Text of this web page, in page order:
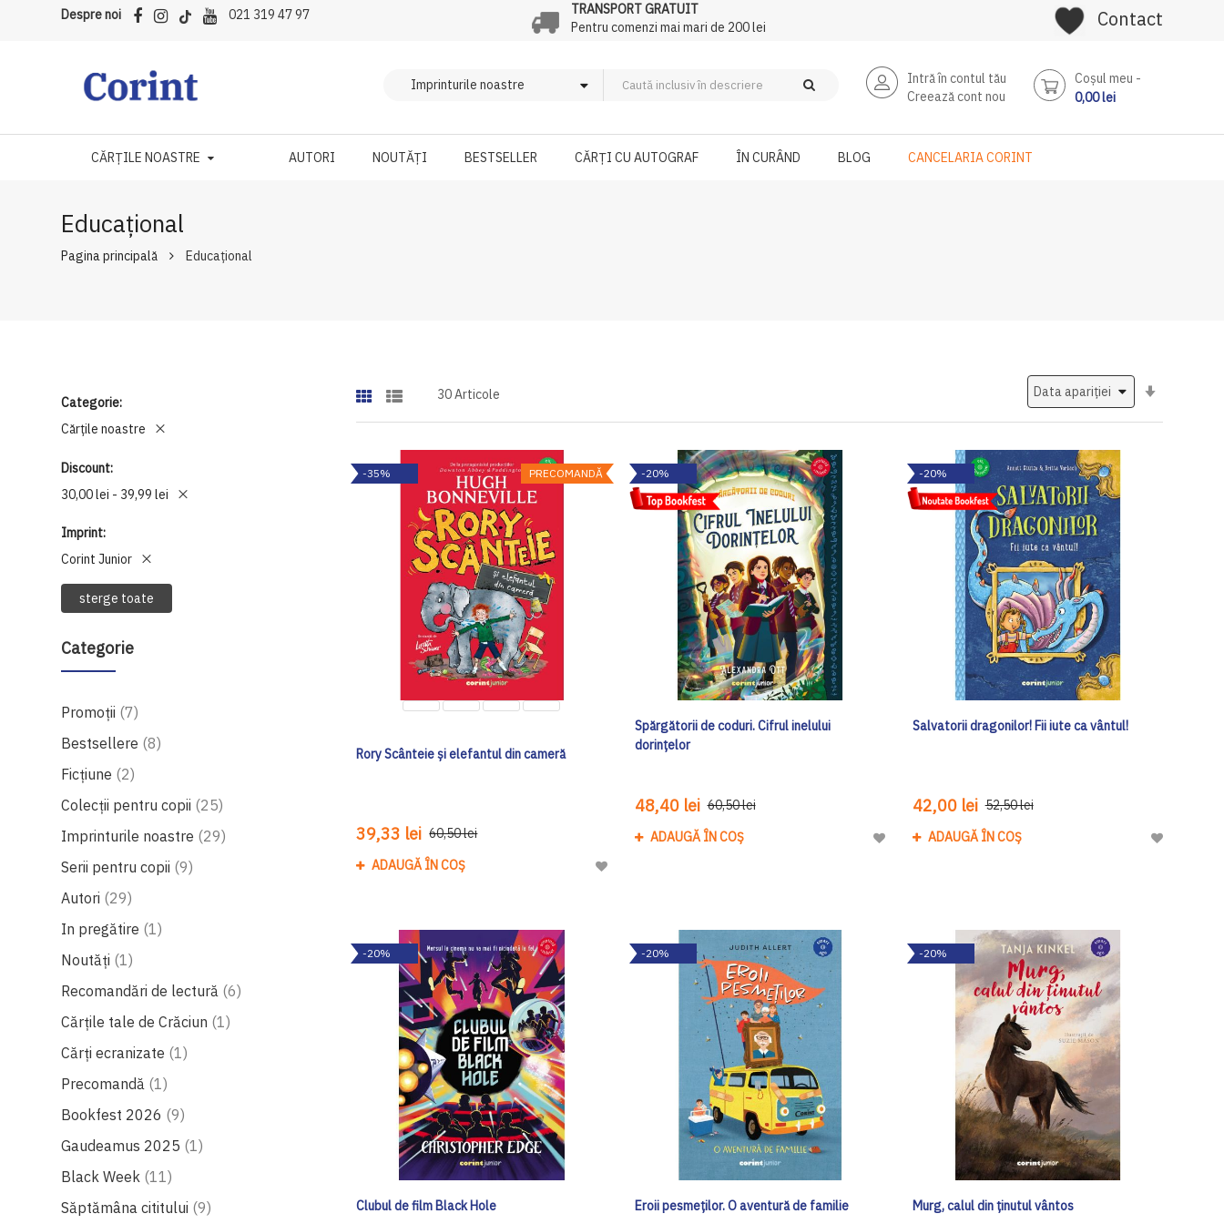
Despre noi 021 319 47 97
TRANSPORT GRATUIT
Pentru comenzi mai mari de 200 lei
Contact
Intră în contul tău
Creează cont nou
Coşul meu
0,00 lei
CĂRȚILE NOASTRE AUTORI NOUTĂȚI BESTSELLER CĂRȚI CU AUTOGRAF ÎN CURÂND BLOG CANCELARIA CORINT
Educațional
Pagina principală Educațional
Categorie
Cărţile noastre
Discount
30,00 lei - 39,99 lei
Imprint
Corint Junior
sterge toate
Categorie
Promoții 7produse
Bestsellere 8produse
Ficțiune 2produse
Colecții pentru copii 25produse
Imprinturile noastre 29produse
Serii pentru copii 9produse
Autori 29produse
In pregătire 1produs
Noutăți 1produs
Recomandări de lectură 6produse
Cărțile tale de Crăciun 1produs
Cărți ecranizate 1produs
Precomandă 1produs
Bookfest 2026
9produse
Gaudeamus 2025 1produs
Black Week 11produse
Săptămâna cititului 9produse
30Articole
PRECOMANDĂ
-35%
Rory Scânteie și elefantul din cameră
39,33 lei 60,50 lei
ADAUGĂ ÎN COȘ
Adaugă
Dorinte
-20%
Spărgătorii de coduri. Cifrul inelului
dorințelor
48,40 lei 60,50 lei
ADAUGĂ ÎN COȘ
Adaugă
-20%
Salvatorii dragonilor! Fii iute ca vântul!
42,00 lei 52,50 lei
ADAUGĂ ÎN COȘ
Adaugă
-20%
Clubul de film Black Hole
-20%
Eroii pesmeților. O aventură de familie
-20%
Murg, calul din ținutul vântos